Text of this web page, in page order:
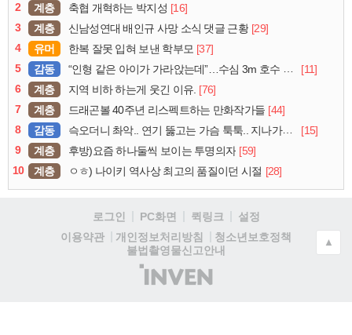
2
계층 축협 개혁하는 박지성 [16]
3
계층 신남성연대 배인규 사망 소식 댓글 근황 [29]
4
유머 한복 잘못 입혀 보낸 학부모 [37]
5
감동 “인형 같은 아이가 가라앉는데”…수심 3m 호수 뛰어든 60대 의인
[11]
6
계층 지역 비하 하는게 웃긴 이유. [76]
7
계층 드래곤볼 40주년 리스펙트하는 만화작가들 [44]
8
감동 슥오더니 촤악.. 연기 뚫고는 가슴 툭툭.. 지나가던 아재의 정체
[15]
9
계층 후방)요즘 하나둘씩 보이는 투명의자 [59]
10
계층 ㅇㅎ) 나이키 역사상 최고의 품질이던 시절 [28]
로그인 PC화면 퀵링크
설정
이용약관
개인정보처리방침
청소년보호정책
불법촬영물신고안내
(주)
인
▲